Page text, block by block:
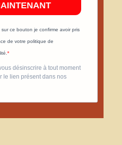
sur ce bouton je confirme avoir pris
de votre politique de
désinscrire à tout moment
le lien présent dans nos